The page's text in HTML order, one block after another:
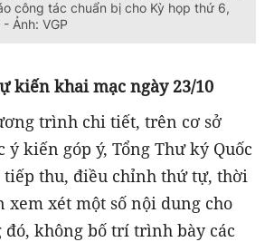
công tác chuẩn bị cho Kỳ họp thứ 6,
Ảnh: VGP
kiến khai mạc ngày 23/10
trình chi tiết, trên cơ sở
ý kiến góp ý, Tổng Thư ký Quốc
thu, điều chỉnh thứ tự, thời
xem xét một số nội dung cho
không bố trí trình bày các